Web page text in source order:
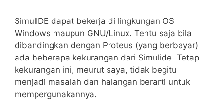
SimulIDE dapat bekerja di lingkungan OS
Windows maupun GNU/Linux. Tentu saja bila
dibandingkan dengan Proteus (yang berbayar)
ada beberapa kekurangan dari Simulide. Tetapi
kekurangan ini, meurut saya, tidak begitu
menjadi masalah dan halangan berarti untuk
mempergunakannya.